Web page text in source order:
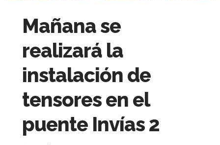
Mañana se
realizará la
instalación de
tensores en el
puente Invías 2